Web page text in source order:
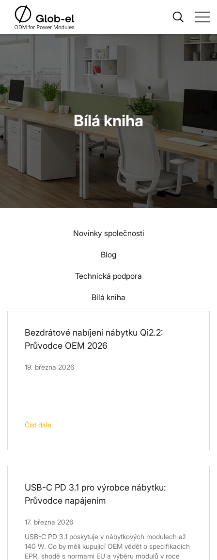
Bílá kniha
Novinky společnosti
Blog
Technická podpora
Bílá kniha
Bezdrátové nabíjení nábytku Qi2.2:
Průvodce OEM 2026
19. března 2026
Číst dále
USB-C PD 3.1 pro výrobce nábytku:
Průvodce napájením
17. března 2026
USB-C PD 3.1 poskytuje v nábytkových modulech až
140 W. Co by měli kupující OEM vědět o specifikacích
EPR, shodě s normami EU a výběru modulů v roce